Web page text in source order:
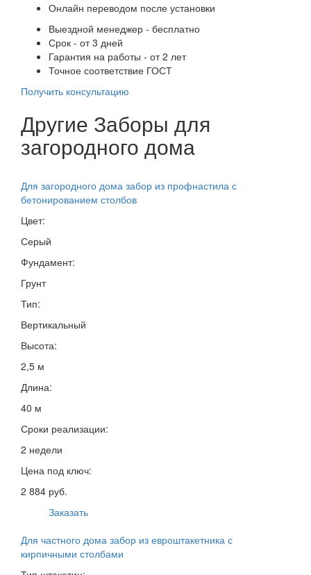
Онлайн переводом после установки
Выездной менеджер - бесплатно
Срок - от 3 дней
Гарантия на работы - от 2 лет
Точное соответствие ГОСТ
Получить консультацию
Другие Заборы для
загородного дома
Для загородного дома забор из профнастила с
бетонированием столбов
Цвет:
Серый
Фундамент:
Грунт
Тип:
Вертикальный
Высота:
2,5 м
Длина:
40 м
Сроки реализации:
2 недели
Цена под ключ:
2 884 руб.
Заказать
Для частного дома забор из евроштакетника с
кирпичными столбами